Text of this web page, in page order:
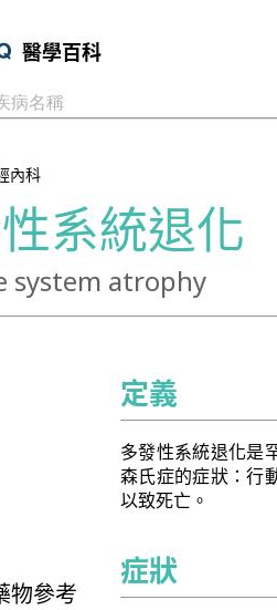
醫學百科
病名稱
內科
系統退化
system atrophy
物參考
定義
多發性系統退化是
森氏症的症狀：行
以致死亡。
症狀